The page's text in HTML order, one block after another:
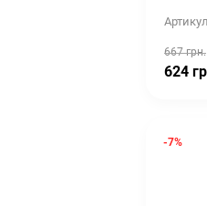
667 грн.
624
-7%